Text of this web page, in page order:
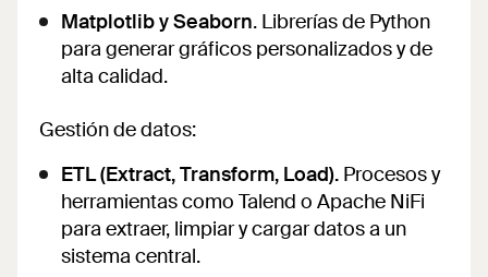
Matplotlib y Seaborn. Librerías de Python
para generar gráficos personalizados y de
alta calidad.
Gestión de datos:
ETL (Extract, Transform, Load). Procesos y
herramientas como Talend o Apache NiFi
para extraer, limpiar y cargar datos a un
sistema central.